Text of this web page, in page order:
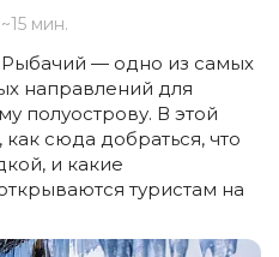
~15 мин.
— одно из самых
направлений для
полуострову. В этой
сюда добраться, что
и какие
туристам на